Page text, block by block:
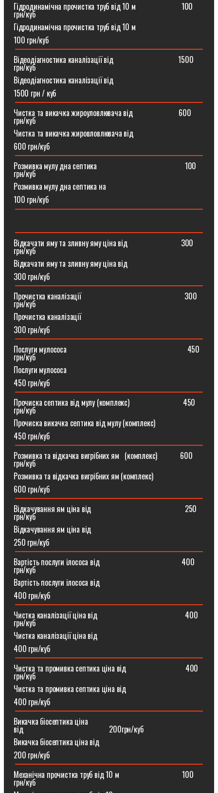
Гідродинамічна прочистка труб від 10 м⠀⠀⠀⠀⠀⠀⠀⠀100
грн/куб
Гідродинамічна прочистка труб від 10 м
100 грн/куб
Відеодіагностика каналізації від ⠀⠀⠀⠀⠀⠀⠀⠀⠀⠀⠀1500
грн/куб
Відеодіагностика каналізації від
1500 грн / куб
Чистка та викачка жироуловлювача від⠀⠀⠀⠀⠀⠀⠀⠀600
грн/куб
Чистка та викачка жировловлювача від
600 грн/куб
Розмивка мулу дна септика ⠀⠀⠀⠀⠀⠀⠀⠀⠀⠀⠀⠀⠀⠀⠀100
грн/куб
Розмивка мулу дна септика на
100 грн/куб
Відкачати яму та зливну яму ціна від ⠀⠀⠀⠀⠀⠀⠀⠀⠀300
грн/куб
Відкачати яму та зливну яму ціна від
300 грн/куб
Прочистка каналізації⠀⠀⠀⠀⠀⠀⠀⠀⠀⠀⠀⠀⠀⠀⠀⠀⠀⠀300
грн/куб
Прочистка каналізації
300 грн/куб
Послуги мулососа⠀⠀⠀⠀⠀⠀⠀⠀⠀⠀⠀⠀⠀⠀⠀⠀⠀⠀⠀⠀⠀450
грн/куб
Послуги мулососа
450 грн/куб
Прочиска септика від мулу (комплекс) ⠀⠀⠀⠀⠀⠀⠀⠀⠀450
грн/куб
Прочиска викачка септика від мулу (комплекс)
450 грн/куб
Розмивка та відкачка вигрібних ям⠀(комплекс)⠀⠀⠀⠀600
грн/куб
Розмивка та відкачка вигрібних ям (комплекс)⠀
600 грн/куб
Відкачування ям ціна від ⠀⠀⠀⠀⠀⠀⠀⠀⠀⠀⠀⠀⠀⠀⠀⠀250
грн/куб
Відкачування ям ціна від
250 грн/куб
Вартість послуги ілососа від ⠀⠀⠀⠀⠀⠀⠀⠀⠀⠀⠀⠀⠀⠀400
грн/куб
Вартість послуги ілососа від
400 грн/куб
Чистка каналізації ціна від ⠀⠀⠀⠀⠀⠀⠀⠀⠀⠀⠀⠀⠀⠀⠀400
грн/куб
Чистка каналізації ціна від
400 грн/куб
Чистка та промивка септика ціна від ⠀⠀⠀⠀⠀⠀⠀⠀⠀⠀400
грн/куб
Чистка та промивка септика ціна від
400 грн/куб
Викачка біосептика ціна
від⠀⠀⠀⠀⠀⠀⠀⠀⠀⠀⠀⠀⠀⠀⠀200грн/куб
Викачка біосептика ціна від
200 грн/куб
Механічна прочистка труб від 10 м⠀⠀⠀⠀⠀⠀⠀⠀⠀⠀⠀100
грн/куб